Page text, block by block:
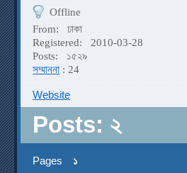
Offline
From:
ঢাকা
Registered:
2010-03-28
Posts:
১৫২৯
সম্মাননা : 24
Website
Posts: ২
Pages ১